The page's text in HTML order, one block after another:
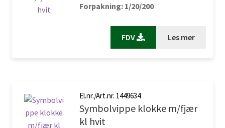
Forpakning: 1/20/200
FDV Les mer
El.nr./Art.nr. 1449634
Symbolvippe klokke m/fjær
kl hvit